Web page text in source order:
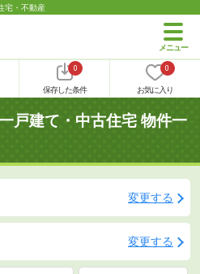
宅・不動産
0
保存した条件
0
お気に入り
戸建て・中古住宅 物件一
変更する
変更する